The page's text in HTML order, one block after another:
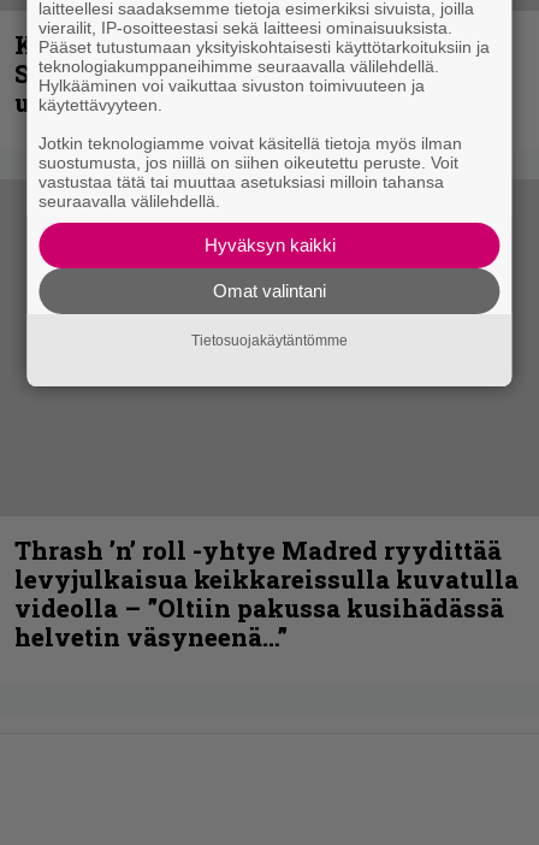
Kunnianosoitus hyiselle Pohjolalle –
Shining hyppäsi keskelle kinoksia
uudella videollaan
Thrash ’n’ roll -yhtye Madred ryydittää
levyjulkaisua keikkareissulla kuvatulla
videolla – ”Oltiin pakussa kusihädässä
helvetin väsyneenä…”
laitteellesi saadaksemme tietoja esimerkiksi sivuista, joilla
vierailit, IP-osoitteestasi sekä laitteesi ominaisuuksista.
Pääset tutustumaan yksityiskohtaisesti käyttötarkoituksiin ja
teknologiakumppaneihimme seuraavalla välilehdellä.
Hylkääminen voi vaikuttaa sivuston toimivuuteen ja
käytettävyyteen.
Jotkin teknologiamme voivat käsitellä tietoja myös ilman
suostumusta, jos niillä on siihen oikeutettu peruste. Voit
vastustaa tätä tai muuttaa asetuksiasi milloin tahansa
seuraavalla välilehdellä.
Hyväksyn kaikki
Omat valintani
Tietosuojakäytäntömme